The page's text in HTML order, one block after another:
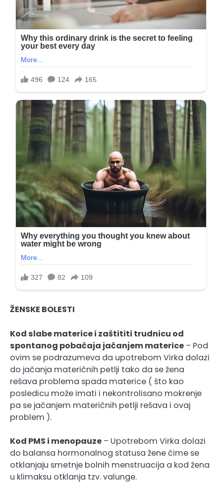
ŽENSKE BOLESTI
Kod slabe materice i zaštititi trudnicu od
spontanog pobačaja jačanjem materice – Pod
ovim se podrazumeva da upotrebom Virka dolazi
do jačanja materičnih petlji tako da se žena
rešava problema spada materice ( što kao
posledicu može imati i nekontrolisano mokrenje
pa se jačanjem materičnih petlji rešava i ovaj
problem ).
Kod PMS i menopauze – Upotrebom Virka dolazi
do balansa hormonalnog statusa žene čime se
otklanjaju smetnje bolnih menstruacija a kod žena
u klimaksu otklanja tzv. valunge.